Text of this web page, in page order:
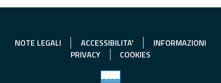
NOTE LEGALI ACCESSIBILITA'
INFORMAZIONI
PRIVACY
COOKIES